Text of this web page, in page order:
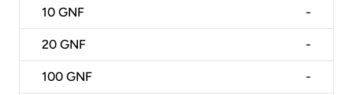
10 GNF -
20 GNF -
100 GNF -